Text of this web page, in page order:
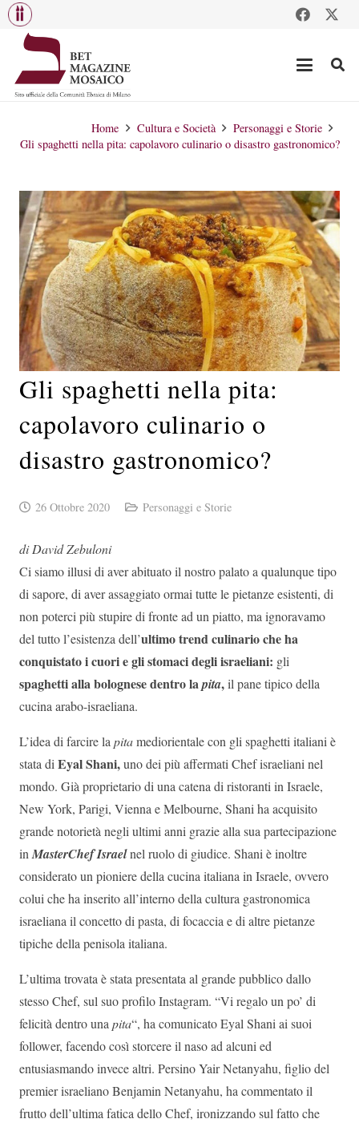
Home Cultura e Società
Personaggi e Storie
Gli spaghetti nella pita: capolavoro culinario o disastro gastronomico?
Gli spaghetti nella pita:
capolavoro culinario o
disastro gastronomico?
26 Ottobre 2020 Personaggi e Storie
di David Zebuloni
Ci siamo illusi di aver abituato il nostro palato a qualunque tipo
di sapore, di aver assaggiato ormai tutte le pietanze esistenti, di
non poterci più stupire di fronte ad un piatto, ma ignoravamo
del tutto l’esistenza dell’ultimo trend culinario che ha
conquistato i cuori e gli stomaci degli israeliani: gli
spaghetti alla bolognese dentro lapita,il pane tipico della
cucina arabo-israeliana.
L’idea di farcire lapitamediorientale con gli spaghetti italiani è
stata diEyal Shani,uno dei più affermati Chef israeliani nel
mondo. Già proprietario di una catena di ristoranti in Israele,
New York, Parigi, Vienna e Melbourne, Shani ha acquisito
grande notorietà negli ultimi anni grazie alla sua partecipazione
inMasterChef Israelnel ruolo di giudice. Shani è inoltre
considerato un pioniere della cucina italiana in Israele, ovvero
colui che ha inserito all’interno della cultura gastronomica
israeliana il concetto di pasta, di focaccia e di altre pietanze
tipiche della penisola italiana.
L’ultima trovata è stata presentata al grande pubblico dallo
stesso Chef, sul suo profilo Instagram. “Vi regalo un po’ di
felicità dentro unapita“, ha comunicato Eyal Shani ai suoi
follower, facendo così storcere il naso ad alcuni ed
entusiasmando invece altri. Persino Yair Netanyahu, figlio del
premier israeliano Benjamin Netanyahu, ha commentato il
frutto dell’ultima fatica dello Chef, ironizzando sul fatto che